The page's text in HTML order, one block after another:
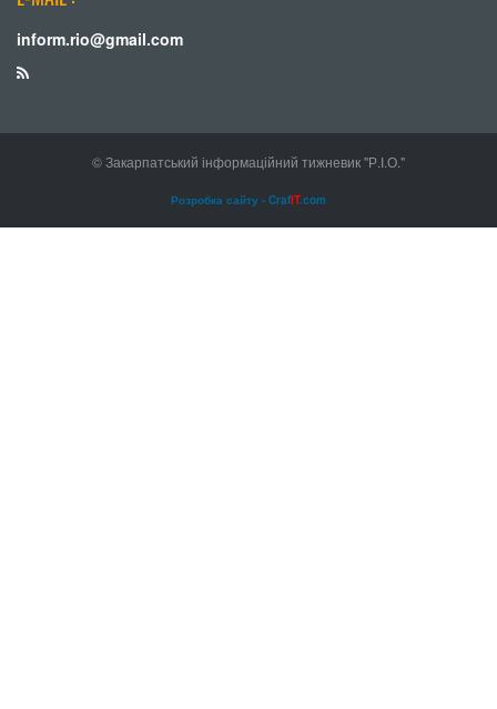
inform.rio@gmail.com
© Закарпатський інформаційний тижневик "Р.І.О."
Розробка сайту - CrafIT.com